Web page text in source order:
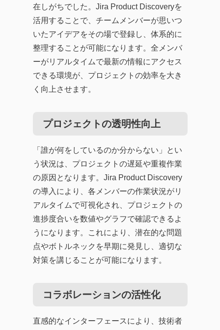
在しがちでした。Jira Product Discoveryを
活用することで、チームメンバーが思いつ
いたアイデアをその場で登録し、体系的に
整理することが可能になります。全メンバ
ーがリアルタイムで最新の情報にアクセス
できる環境が、プロジェクトの効率を大き
く向上させます。
プロジェクトの透明性向上
「誰が何をしているのか分からない」とい
う状況は、プロジェクトの遅延や重複作業
の原因となります。Jira Product Discovery
の導入により、各メンバーの作業状況がリ
アルタイムで可視化され、プロジェクトの
進捗度合いを数値やグラフで確認できるよ
うになります。これにより、潜在的な問題
点やボトルネックを早期に発見し、適切な
対策を講じることが可能になります。
コラボレーションの活性化
直感的なインターフェースにより、技術者